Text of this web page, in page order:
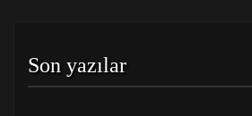
Son yazılar